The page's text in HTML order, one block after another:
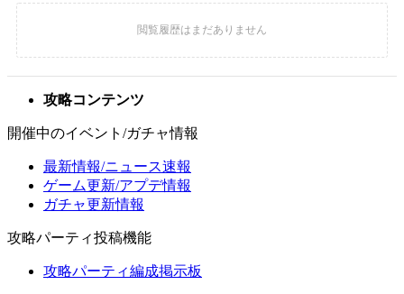
攻略コンテンツ
開催中のイベント/ガチャ情報
最新情報/ニュース速報
ゲーム更新/アプデ情報
ガチャ更新情報
攻略パーティ投稿機能
攻略パーティ編成掲示板